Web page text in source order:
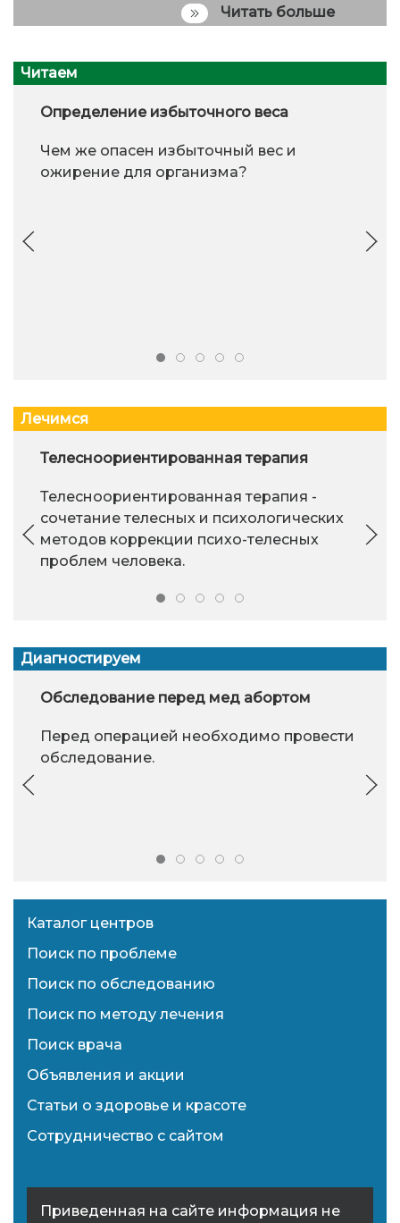
Читать больше
Читаем
Определение избыточного веса
Чем же опасен избыточный вес и
ожирение для организма?
Лечимся
Телесноориентированная терапия
Телесноориентированная терапия -
сочетание телесных и психологических
методов коррекции психо-телесных
проблем человека.
Диагностируем
Обследование перед мед абортом
Перед операцией необходимо провести
обследование.
Каталог центров
Поиск по проблеме
Поиск по обследованию
Поиск по методу лечения
Поиск врача
Объявления и акции
Статьи о здоровье и красоте
Сотрудничество с сайтом
Приведенная на сайте информация не